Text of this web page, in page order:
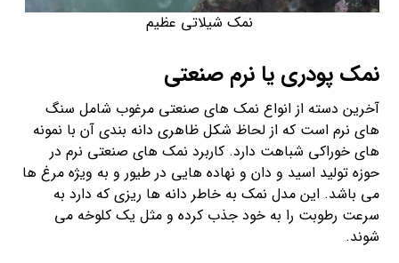
نمک شیلاتی عظیم
نمک پودری یا نرم صنعتی
آخرین دسته از انواع نمک های صنعتی مرغوب شامل سنگ
های نرم است که از لحاظ شکل ظاهری دانه بندی آن با نمونه
های خوراکی شباهت دارد. کاربرد نمک های صنعتی نرم در
حوزه تولید اسید و دان و نهاده هایی در طیور و به ویژه مرغ ها
می باشد. این مدل نمک به خاطر دانه ها ریزی که دارد به
سرعت رطوبت را به خود جذب کرده و مثل یک کلوخه می
شوند.